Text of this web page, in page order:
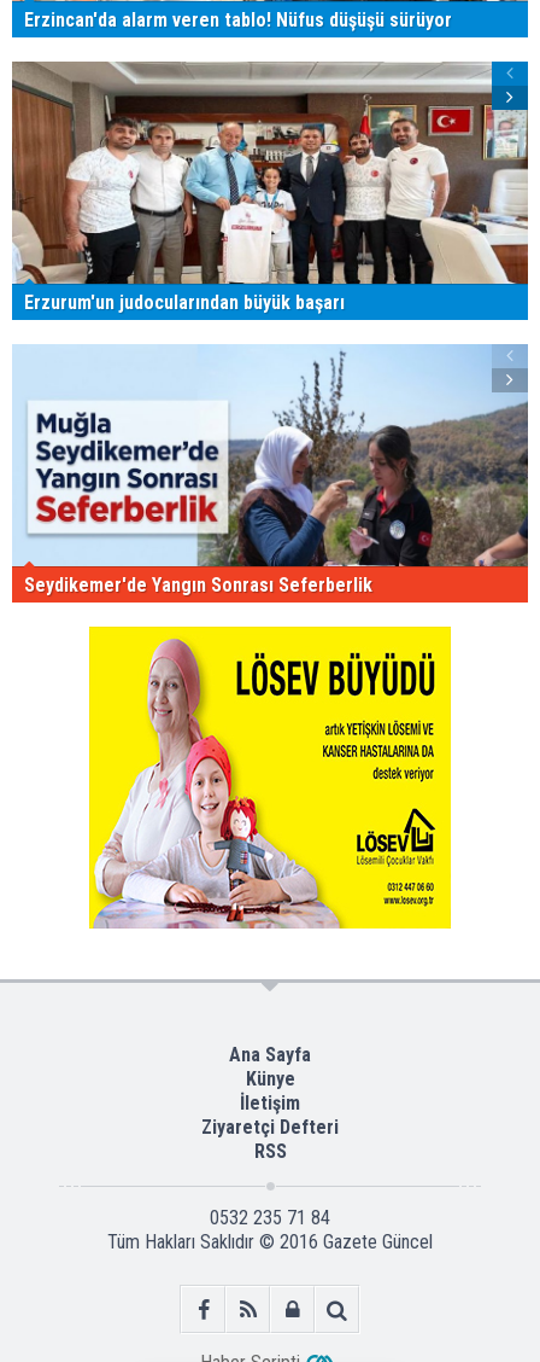
Erzincan'da alarm veren tablo! Nüfus düşüşü sürüyor
Erzurum'un judocularından büyük başarı
Seydikemer'de Yangın Sonrası Seferberlik
Ana Sayfa
Künye
İletişim
Ziyaretçi Defteri
RSS
0532 235 71 84
Tüm Hakları Saklıdır © 2016 Gazete Güncel